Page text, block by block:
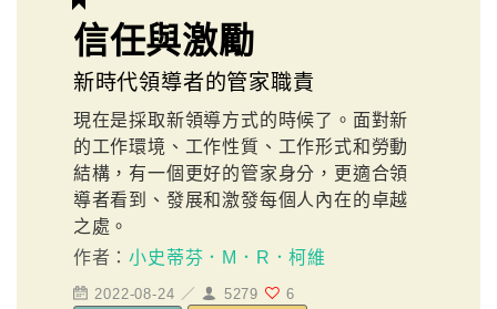
信任與激勵
新時代領導者的管家職責
現在是採取新領導方式的時候了。面對新
的工作環境、工作性質、工作形式和勞動
結構，有一個更好的管家身分，更適合領
導者看到、發展和激發每個人內在的卓越
之處。
作者：小史蒂芬．M．R．柯維
2022-08-24 ／ 5279 6